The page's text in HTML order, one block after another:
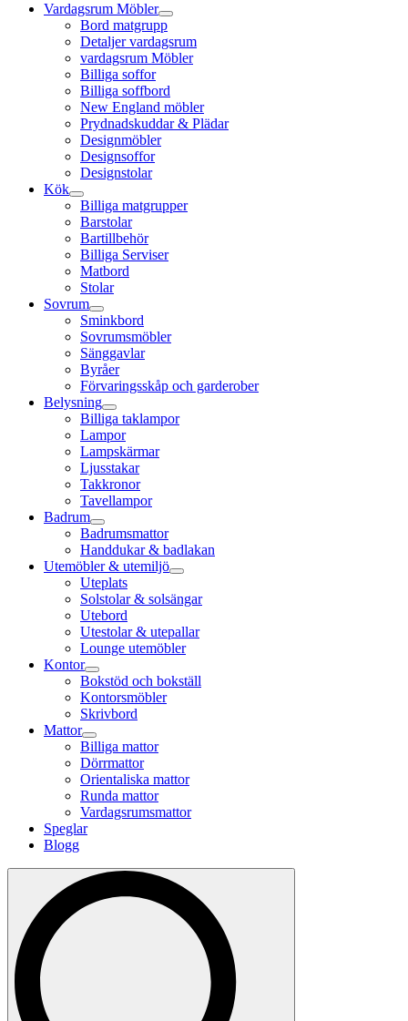
Vardagsrum Möbler
Bord matgrupp
Detaljer vardagsrum
vardagsrum Möbler
Billiga soffor
Billiga soffbord
New England möbler
Prydnadskuddar & Plädar
Designmöbler
Designsoffor
Designstolar
Kök
Billiga matgrupper
Barstolar
Bartillbehör
Billiga Serviser
Matbord
Stolar
Sovrum
Sminkbord
Sovrumsmöbler
Sänggavlar
Byråer
Förvaringsskåp och garderober
Belysning
Billiga taklampor
Lampor
Lampskärmar
Ljusstakar
Takkronor
Tavellampor
Badrum
Badrumsmattor
Handdukar & badlakan
Utemöbler & utemiljö
Uteplats
Solstolar & solsängar
Utebord
Utestolar & utepallar
Lounge utemöbler
Kontor
Bokstöd och bokställ
Kontorsmöbler
Skrivbord
Mattor
Billiga mattor
Dörrmattor
Orientaliska mattor
Runda mattor
Vardagsrumsmattor
Speglar
Blogg